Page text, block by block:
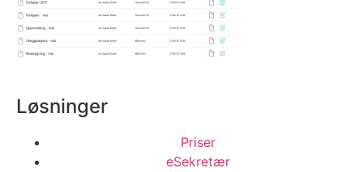
Løsninger
Priser
eSekretær